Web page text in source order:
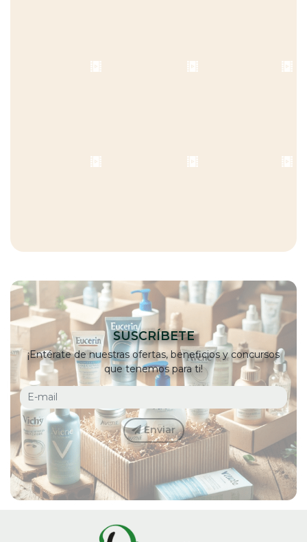
SUSCRÍBETE
¡Entérate de nuestras ofertas, beneficios y concursos
que tenemos para ti!
Enviar